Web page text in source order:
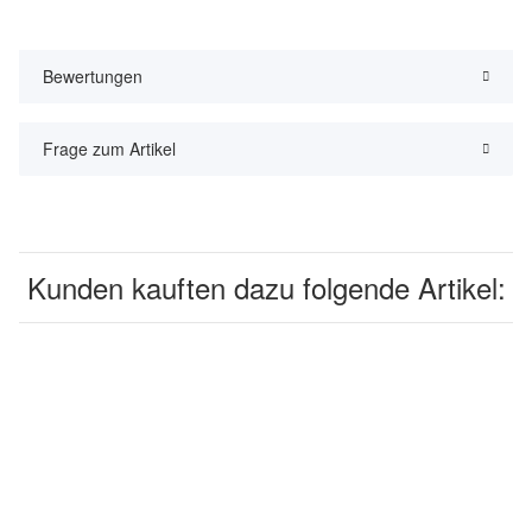
Bewertungen
Frage zum Artikel
Kunden kauften dazu folgende Artikel: